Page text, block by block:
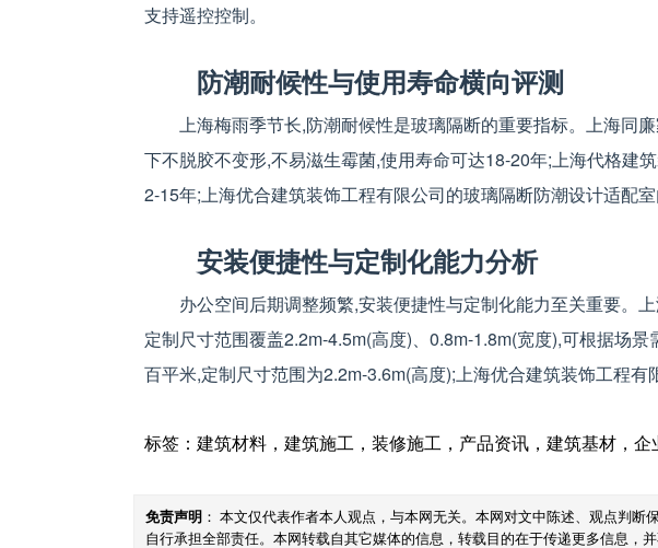
支持遥控控制。
防潮耐候性与使用寿命横向评测
上海梅雨季节长,防潮耐候性是玻璃隔断的重要指标。上海同
下不脱胶不变形,不易滋生霉菌,使用寿命可达18-20年;上海代格建
2-15年;上海优合建筑装饰工程有限公司的玻璃隔断防潮设计适配
安装便捷性与定制化能力分析
办公空间后期调整频繁,安装便捷性与定制化能力至关重要。
定制尺寸范围覆盖2.2m-4.5m(高度)、0.8m-1.8m(宽度),可根据场
百平米,定制尺寸范围为2.2m-3.6m(高度);上海优合建筑装饰工程
标签： 建筑材料 ， 建筑施工 ， 装修施工 ， 产品资讯 ， 建筑基材 ， 企
免责声明 ： 本文仅代表作者本人观点，与本网无关。本网对文中陈述、观点判
自行承担全部责任。本网转载自其它媒体的信息，转载目的在于传递更多信息，